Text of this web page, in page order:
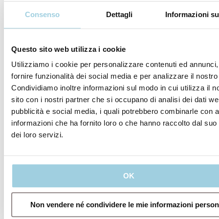
Consenso Dettagli Informazioni
Questo sito web utilizza i cookie
Utilizziamo i cookie per personalizzare contenuti ed
fornire funzionalità dei social media e per analizzare il
Condividiamo inoltre informazioni sul modo in cui utilizza il
sito con i nostri partner che si occupano di analisi dei dati
pubblicità e social media, i quali potrebbero combinarle con
informazioni che ha fornito loro o che hanno raccolto dal
dei loro servizi.
OK
Non vendere né condividere le mie informazioni
Live |
How
Postoperative
pathways
of the
Netherlands
Cancer
Institute
Questo
panoramica
sulle
considerazioni
chirurgiche
e degli
post-
operatori
Live |
approach
to
management
and
troubleshooting
webinar
è
presentare
un
Live |
of
voice
and
Questo
webinar